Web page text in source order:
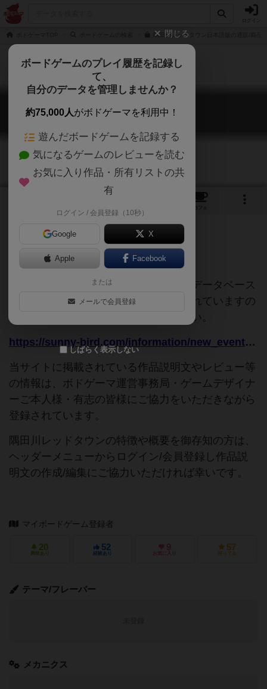
隅田川レッドタウン日本語版の通販/商品
隅田川レッドタウン
Sumidagawa Red Town
カフェ
ご協力ください
このページは情報が不足しています。データベース
追加申請時に以下の参考URLが入力されていますの
で、よろしければこちらもご覧ください。
https://sunny-bird.com/information/new_event/6940/
当サイトに掲載されている作品説明文やレビュー等
の情報は、ボドゲーマ運営事務局・ゲームデザイナ
ーご本人様・有志の皆様にご協力をいただきながら
登録されています。
隅田川レッドタウンの特徴や概要を御存知の方は、
ヘッダーメニューからログイン/会員登録し作品説
明文の作成/編集にご協力いただければ幸いです。
マイボードゲーム登録者
20
興味あり
52
経験あり
9
お気に入り
57
持ってる
テーマ/フレーバー
メカニクス
閉じる
ボードゲームのプレイ履歴を記録し
て、
自分のデータを管理しませんか？
約75,000人がボドゲーマを利用中！
遊んだボードゲームを記録する
気になるゲームのレビューを読む
お気に入り作品・所有リストの共
有
ログイン / 会員登録（10秒）
Google X
Apple Facebook
または
メールで会員登録
しばらく表示しない